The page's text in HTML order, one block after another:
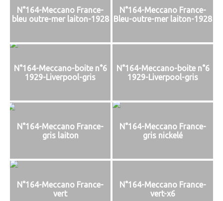
N°164-Meccano France-
bleu outre-mer laiton-1928
N°164-Meccano France-
Bleu-outre-mer laiton-1928
N°164-Meccano-boite n°6
1929-Liverpool-gris
N°164-Meccano-boite n°6
1929-Liverpool-gris
N°164-Meccano France-
gris laiton
N°164-Meccano France-
gris nickelé
N°164-Meccano France-
vert
N°164-Meccano France-
vert-x6